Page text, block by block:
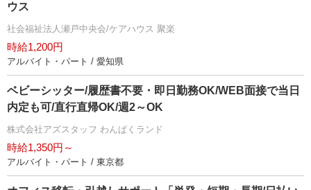
ウス
社会福祉法人瀬戸中央会/ケアハウス 聚楽
時給1,200円
アルバイト・パート / 愛知県
ベビーシッター/履歴書不要・即日勤務OK/WEB面接で当日
内定も可/直行直帰OK/週2～OK
株式会社アズスタッフ わんぱくランド
時給1,350円～
アルバイト・パート / 東京都